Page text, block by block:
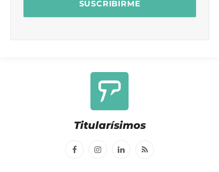
Titularísimos
FacebookInstagramLinkedInRSS